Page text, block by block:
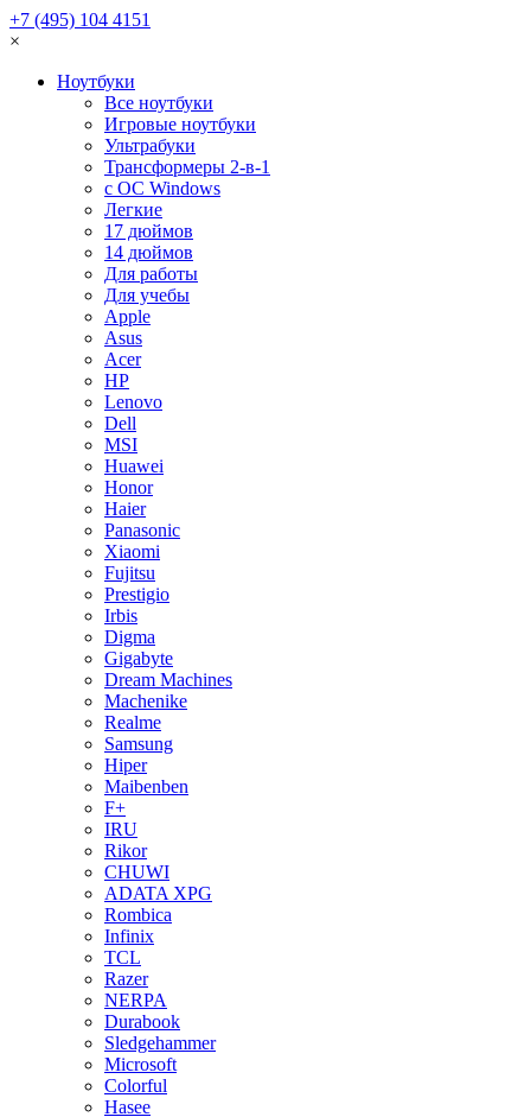
+7 (495) 104 4151
×
Ноутбуки
Все ноутбуки
Игровые ноутбуки
Ультрабуки
Трансформеры 2-в-1
с ОС Windows
Легкие
17 дюймов
14 дюймов
Для работы
Для учебы
Apple
Asus
Acer
HP
Lenovo
Dell
MSI
Huawei
Honor
Haier
Panasonic
Xiaomi
Fujitsu
Prestigio
Irbis
Digma
Gigabyte
Dream Machines
Machenike
Realme
Samsung
Hiper
Maibenben
F+
IRU
Rikor
CHUWI
ADATA XPG
Rombica
Infinix
TCL
Razer
NERPA
Durabook
Sledgehammer
Microsoft
Colorful
Hasee